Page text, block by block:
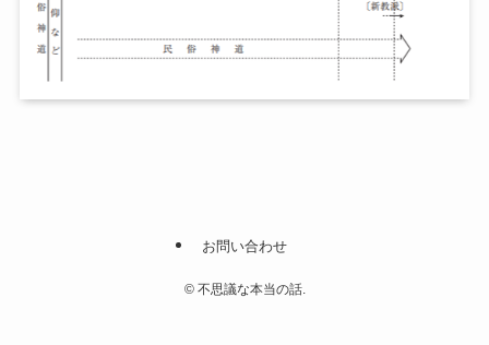
お問い合わせ
©不思議な本当の話.